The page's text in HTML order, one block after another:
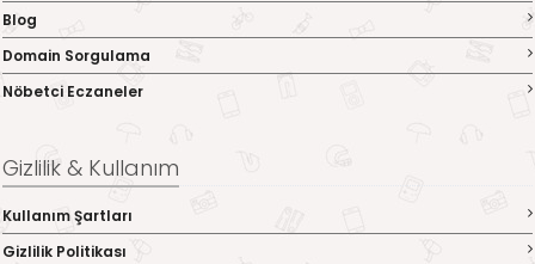
Blog
Domain Sorgulama
Nöbetci Eczaneler
Gizlilik & Kullanım
Kullanım Şartları
Gizlilik Politikası